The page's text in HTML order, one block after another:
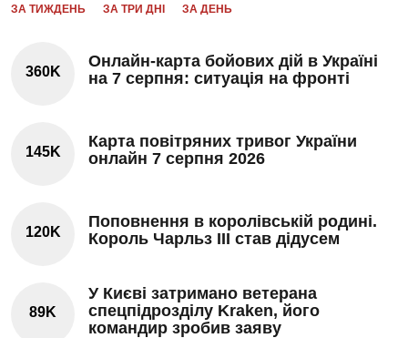
ЗА ТИЖДЕНЬ ЗА ТРИ ДНІ ЗА ДЕНЬ
360K
Онлайн-карта бойових дій в Україні
на 7 серпня: ситуація на фронті
145K
Карта повітряних тривог України
онлайн 7 серпня 2026
120K
Поповнення в королівській родині.
Король Чарльз III став дідусем
89K
У Києві затримано ветерана
спецпідрозділу Kraken, його
командир зробив заяву